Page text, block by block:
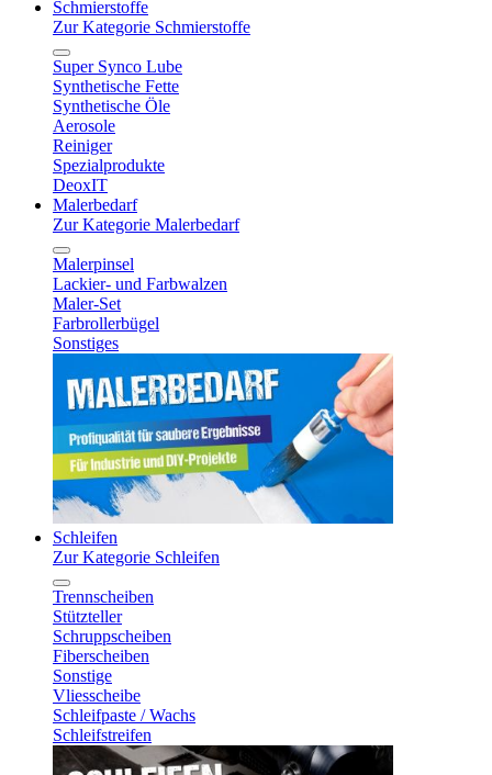
Schmierstoffe
Zur Kategorie Schmierstoffe
Super Synco Lube
Synthetische Fette
Synthetische Öle
Aerosole
Reiniger
Spezialprodukte
DeoxIT
Malerbedarf
Zur Kategorie Malerbedarf
Malerpinsel
Lackier- und Farbwalzen
Maler-Set
Farbrollerbügel
Sonstiges
Schleifen
Zur Kategorie Schleifen
Trennscheiben
Stützteller
Schruppscheiben
Fiberscheiben
Sonstige
Vliesscheibe
Schleifpaste / Wachs
Schleifstreifen